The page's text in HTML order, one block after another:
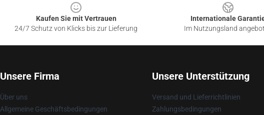
Kaufen Sie mit Vertrauen
24/7 Schutz von Klicks bis zur Lieferung
Internationale
Im Nutzungsland
Unsere Firma
Über uns
Allgemeine Geschäftsbedingungen
Unsere Unterstützung
Versand und Lieferrichtlinien
Zahlungsbedingungen